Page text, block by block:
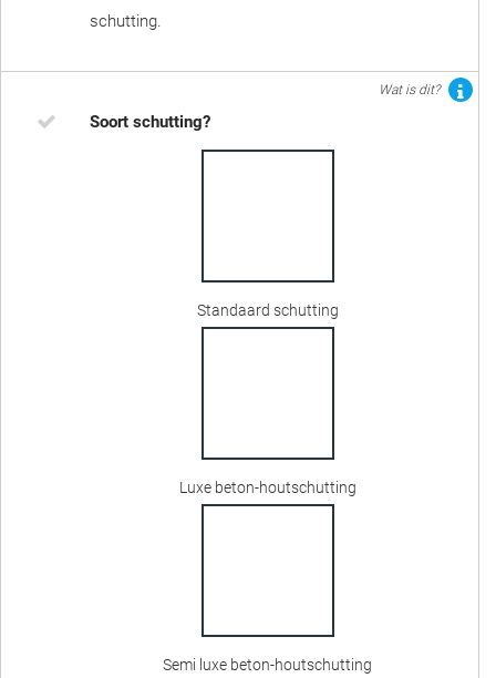
schutting.
Wat is dit?
Soort schutting?
Standaard schutting
Luxe beton-houtschutting
Semi luxe beton-houtschutting